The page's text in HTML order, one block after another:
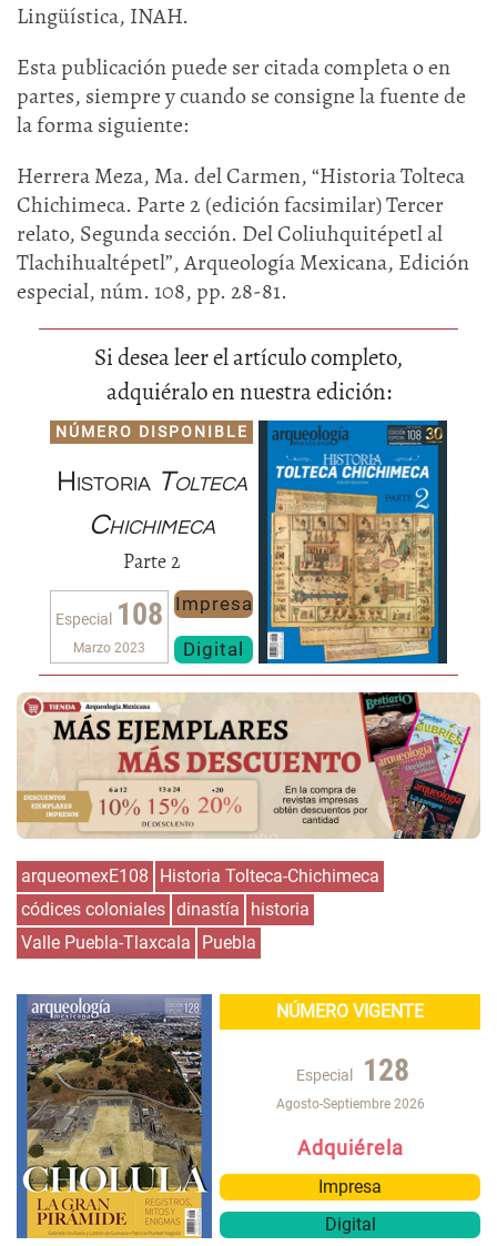
Lingüística, INAH.
Esta publicación puede ser citada completa o en
partes, siempre y cuando se consigne la fuente de
la forma siguiente:
Herrera Meza, Ma. del Carmen, “Historia Tolteca
Chichimeca. Parte 2 (edición facsimilar) Tercer
relato, Segunda sección. Del Coliuhquitépetl al
Tlachihualtépetl”, Arqueología Mexicana, Edición
especial, núm. 108, pp. 28-81.
Si desea leer el artículo completo,
adquiéralo en nuestra edición:
NÚMERO DISPONIBLE
Historia Tolteca
Chichimeca
Parte 2
Especial 108
Marzo 2023
Impresa
Digital
arqueomexE108
Historia Tolteca-Chichimeca
códices coloniales dinastía
historia
Valle Puebla-Tlaxcala
Puebla
NÚMERO VIGENTE
Especial 128
Agosto-Septiembre 2026
Adquiérela
Impresa
Digital